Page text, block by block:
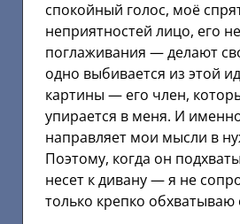
спокойный голос, моё
неприятностей лицо, его
поглаживания — делают
одно выбивается из этой
картины — его член,
упирается в меня. И
направляет мои мысли в
Поэтому, когда он
несет к дивану — я не
только крепко